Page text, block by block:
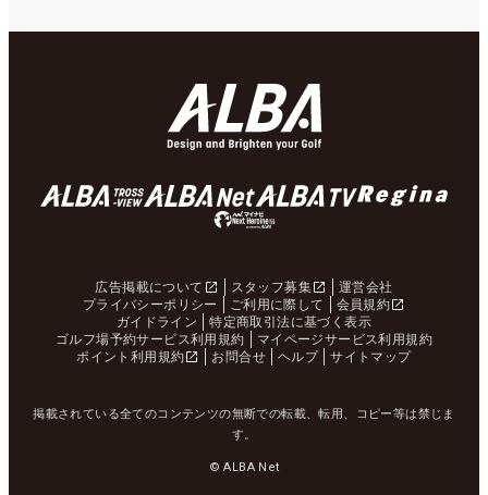
広告掲載について スタッフ募集
運営会社
プライバシーポリシー
ご利用に際して
会員規約
ガイドライン
特定商取引法に基づく表示
ゴルフ場予約サービス利用規約
マイページサービス利用規約
ポイント利用規約
お問合せ ヘルプ サイトマップ
掲載されている全てのコンテンツの無断での転載、転用、コピー等は禁じま
す。
© ALBA Net